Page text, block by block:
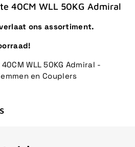
40CM WLL 50KG Admiral
ons assortiment.
WLL 50KG Admiral -
en Couplers